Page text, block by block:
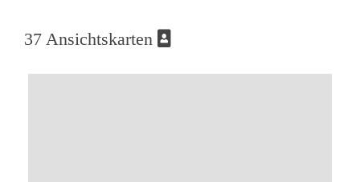
37 Ansichtskarten